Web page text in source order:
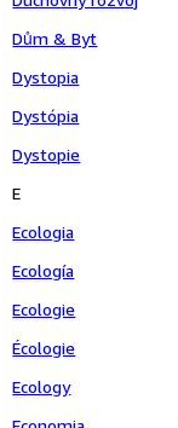
Dům & Byt
Dystopia
Dystópia
Dystopie
E
Ecologia
Ecología
Ecologie
Écologie
Ecology